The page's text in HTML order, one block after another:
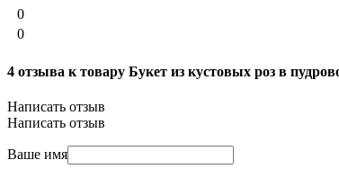
0
0
4 отзыва к товару Букет из кустовых роз в
Написать отзыв
Написать отзыв
Ваше имя